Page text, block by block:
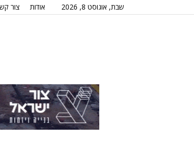
שבת, אוגוסט 8, 2026 אודות צור